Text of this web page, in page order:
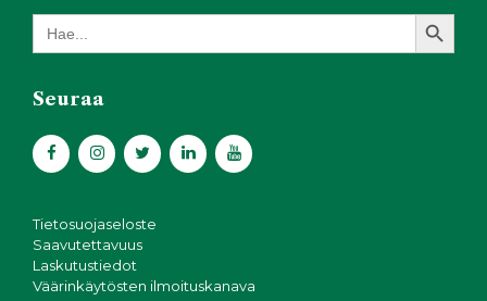
Search
for:
Search Button
Seuraa
Tietosuojaseloste
Saavutettavuus
Laskutustiedot
Väärinkäytösten ilmoituskanava